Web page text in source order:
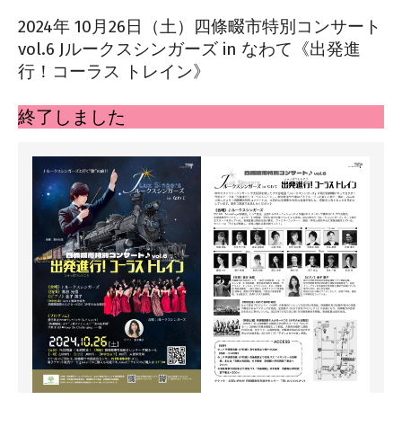
2024年 10月26日（土）四條畷市特別コンサート
vol.6 Jルークスシンガーズ in なわて《出発進
行！コーラス トレイン》
08-
終了しました